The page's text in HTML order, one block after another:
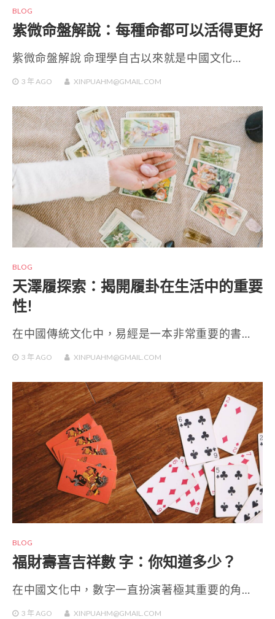
BLOG
紫微命盤解說：每種命都可以活得更好
紫微命盤解說 命理學自古以來就是中國文化…
3 年 AGO XINPUAHM@GMAIL.COM
BLOG
天澤履探索：揭開履卦在生活中的重要
性!
在中國傳統文化中，易經是一本非常重要的書…
3 年AGO XINPUAHM@GMAIL.COM
BLOG
福財壽喜吉祥數 字：你知道多少？
在中國文化中，數字一直扮演著極其重要的角…
3 年AGO XINPUAHM@GMAIL.COM